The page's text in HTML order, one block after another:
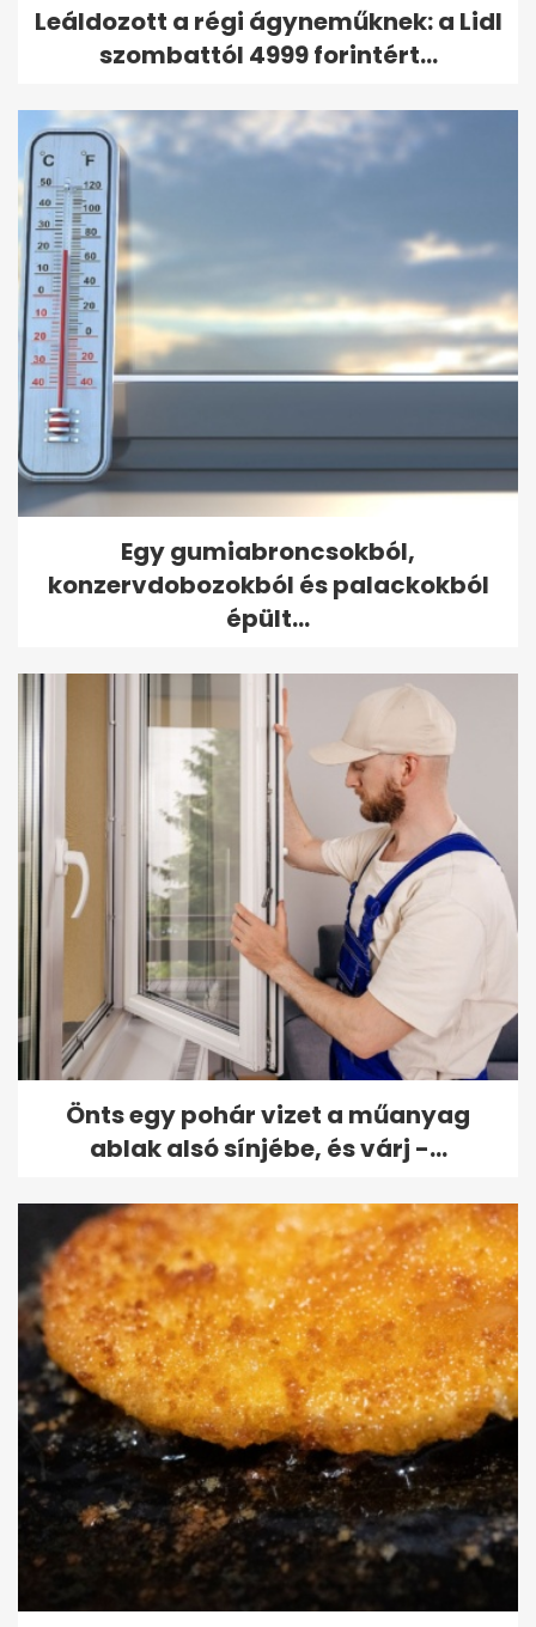
Leáldozott a régi ágyneműknek: a Lidl
szombattól 4999 forintért...
Egy gumiabroncsokból,
konzervdobozokból és palackokból
épült...
Önts egy pohár vizet a műanyag
ablak alsó sínjébe, és várj -...